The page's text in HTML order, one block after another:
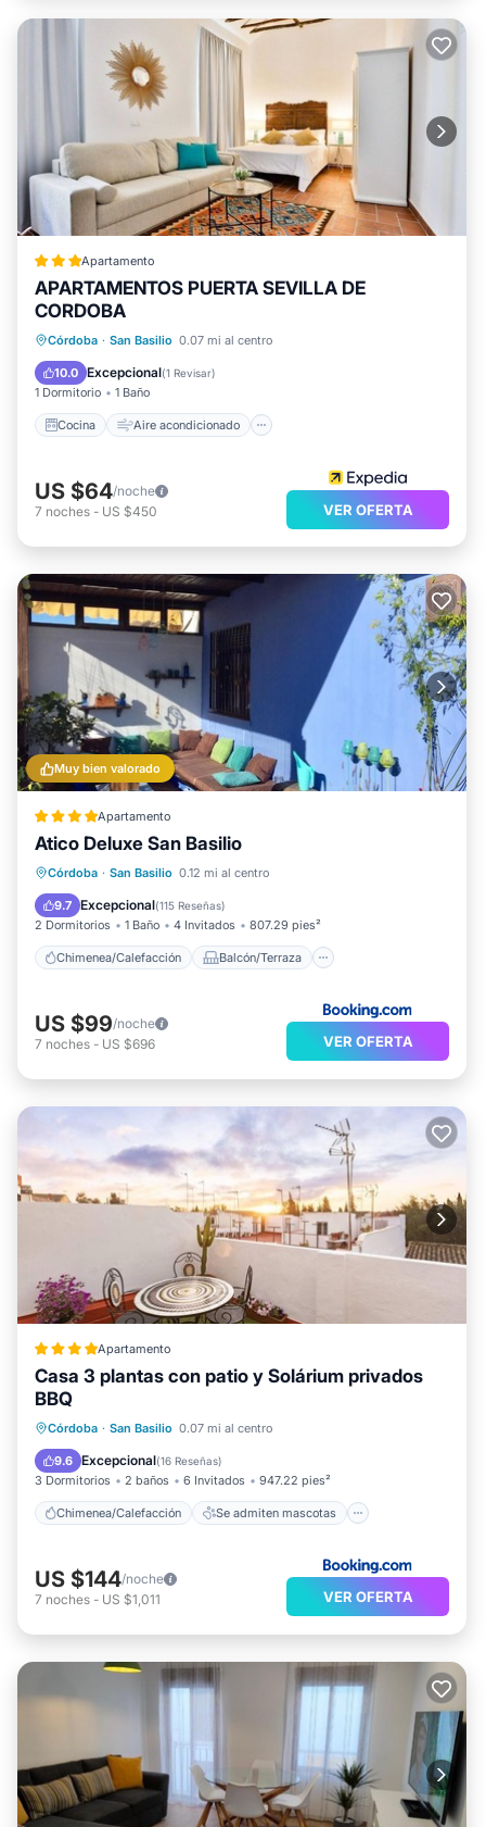
Apartamento
APARTAMENTOS PUERTA SEVILLA DE
CORDOBA
Córdoba · San Basilio 0.07 mi al centro
10.0 Excepcional(1 Revisar)
1 Dormitorio 1 Baño
Cocina Aire acondicionado
Cocina Aire acondicionado
Apto para niños
US $64/noche
7 noches - US $450 VER OFERTA
Muy bien valorado
Apartamento
Atico Deluxe San Basilio
Córdoba · San Basilio 0.12 mi al centro
9.7 Excepcional(115 Reseñas)
2 Dormitorios 1 Baño 4 Invitados 807.29 pies²
Chimenea/Calefacción Balcón/Terraza
Chimenea/Calefacción
Vistas
Aparcamiento
US $99/noche
7 noches - US $696 VER OFERTA
Apartamento
Casa 3 plantas con patio y Solárium privados
BBQ
Córdoba · San Basilio 0.07 mi al centro
9.6 Excepcional(16 Reseñas)
3 Dormitorios 2 baños 6 Invitados 947.22 pies²
Chimenea/Calefacción Se admiten mascotas
Se admiten mascotas
Aire acondicionado
US $144/noche
7 noches - US $1,011 VER OFERTA